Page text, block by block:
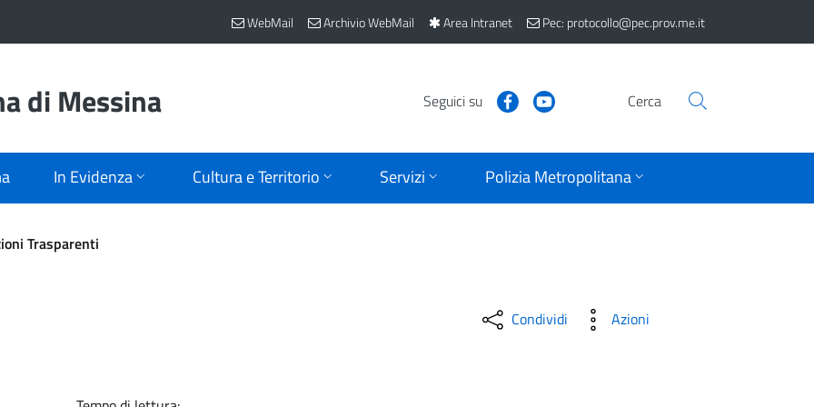
WebMail Archivio WebMail Area Intranet Pec: protocollo@pec.prov.me.it
di Messina Seguici su Cerca
In Evidenza Cultura e Territorio Servizi Polizia Metropolitana
Trasparenti
Condividi Azioni